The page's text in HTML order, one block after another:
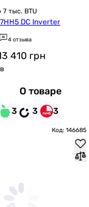
тыс. BTU
DC Inverter
4 отзыва
410 грн
О товаре
3 3 3
Код: 146685